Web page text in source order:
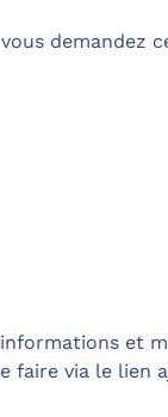
demandez
et
faire via le lien